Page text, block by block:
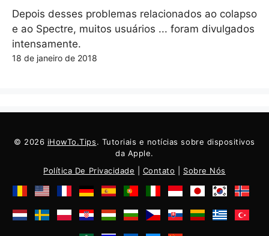
Depois desses problemas relacionados ao colapso
e ao Spectre, muitos usuários ... foram divulgados
intensamente.
18 de janeiro de 2018
© 2026 iHowTo.Tips. Tutoriais e notícias sobre dispositivos
da Apple.
Política De Privacidade
Contato Sobre Nós